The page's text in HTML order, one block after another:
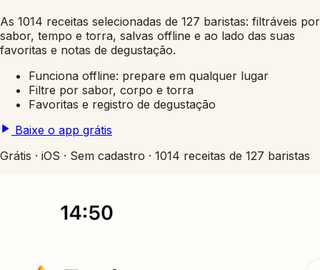
As 1014 receitas selecionadas de 127 baristas: filtráveis por
sabor, tempo e torra, salvas offline e ao lado das suas
favoritas e notas de degustação.
Funciona offline: prepare em qualquer lugar
Filtre por sabor, corpo e torra
Favoritas e registro de degustação
Baixe o app grátis
Grátis · iOS · Sem cadastro · 1014 receitas de 127 baristas